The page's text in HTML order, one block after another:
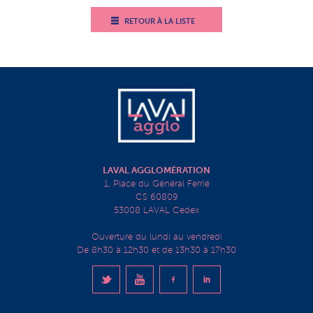
RETOUR À LA LISTE
LAVAL AGGLOMÉRATION
1, Place du Général Ferrié
CS 60809
53008 LAVAL Cedex
Ouverture du lundi au vendredi
De 8h30 à 12h30 et de 13h30 à 17h30